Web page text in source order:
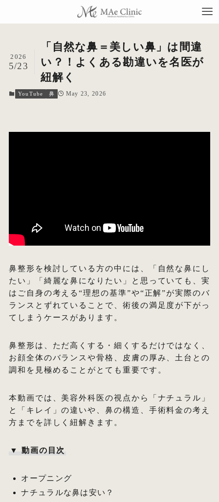
エ
「自然な鼻＝美しい鼻」は間違
い？！よくある勘違いを名医が
紐解く
2026
5/23
YouTube 鼻 May 23, 2026
鼻整形を検討している方の中には、「自然な鼻にし
たい」「綺麗な鼻になりたい」と思っていても、実
はご自身の考える“理想の基準”や“正解”が実際のバ
ランスとずれていることで、術後の満足度が下がっ
てしまうケースがあります。
鼻整形は、ただ高くする・細くするだけではなく、
お顔全体のバランスや骨格、皮膚の厚み、土台との
調和を見極めることがとても重要です。
本動画では、美容外科医の視点から「ナチュラル」
と「キレイ」の違いや、鼻の構造、手術料金の考え
方までを詳しく紐解きます。
▼ 動画の目次
オープニング
ナチュラルな鼻は安い？